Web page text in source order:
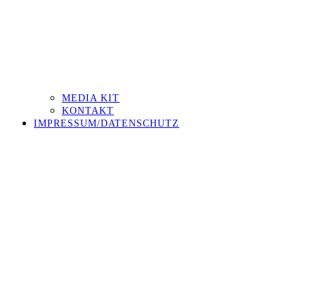
MEDIA KIT
KONTAKT
IMPRESSUM/DATENSCHUTZ